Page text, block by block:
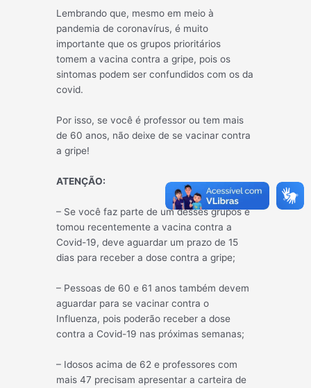
Lembrando que, mesmo em meio à
pandemia de coronavírus, é muito
importante que os grupos prioritários
tomem a vacina contra a gripe, pois os
sintomas podem ser confundidos com os da
covid.
Por isso, se você é professor ou tem mais
de 60 anos, não deixe de se vacinar contra
a gripe!
ATENÇÃO:
– Se você faz parte de um desses grupos e
tomou recentemente a vacina contra a
Covid-19, deve aguardar um prazo de 15
dias para receber a dose contra a gripe;
– Pessoas de 60 e 61 anos também devem
aguardar para se vacinar contra o
Influenza, pois poderão receber a dose
contra a Covid-19 nas próximas semanas;
– Idosos acima de 62 e professores com
mais 47 precisam apresentar a carteira de